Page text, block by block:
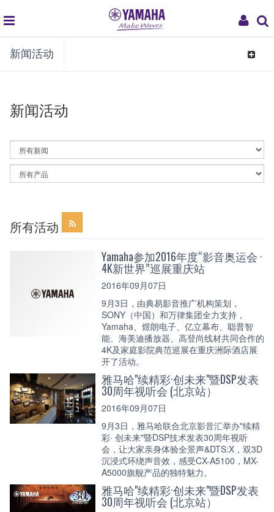
My
global
navigation
新闻活动
Toggle
新闻活动
By
News
Category
By
Article
所有活动
Yamaha参加2016年度“影音奥运会 ·
4K新世界”巡展重庆站
2016年09月07日
9月3日，由典易影音推广机构策划，
SONY（中国）和万律集团全力支持，
Yamaha、煜朗电子、亿立幕布、聪普智
能、海美迪播放器、高登尚线材共同合作的
4K及家庭影院典范巡展在重庆洲际酒店展
开了活动。
雅马哈"续精彩·创未来"暨DSP发表
30周年视听会 (北京站）
2016年09月07日
9月3日，雅马哈联合北京影音汇举办"续精
彩· 创未来"暨DSP技术发表30周年视听
会，让大家亲身体验全景声&DTS:X，双3D
沉浸式环绕声音效，感受CX-A5100，MX-
A5000旗舰产品的独特魅力。
雅马哈"续精彩·创未来"暨DSP发表
30周年视听会 (北京站）